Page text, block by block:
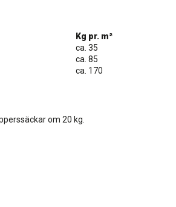
Kg pr. m²
ca. 35
ca. 85
ca. 170
om 20 kg.